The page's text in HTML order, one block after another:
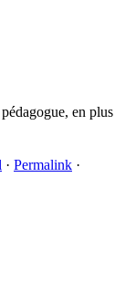
en plus
· Permalink ·